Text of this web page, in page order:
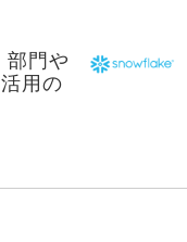
部門や
用の